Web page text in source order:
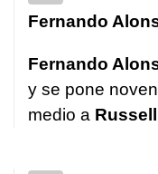
Fernando
Fernando
y se pone
medio a Russell